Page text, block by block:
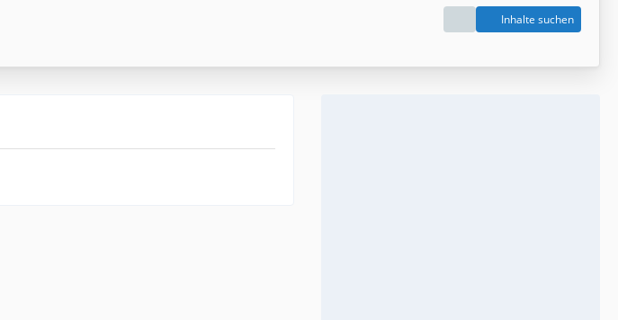
Inhalte suchen